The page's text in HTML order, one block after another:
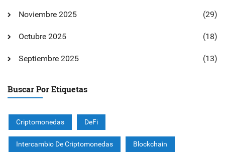
Noviembre 2025 (29)
Octubre 2025 (18)
Septiembre 2025 (13)
Buscar Por Etiquetas
Criptomonedas DeFi
Intercambio De Criptomonedas Blockchain